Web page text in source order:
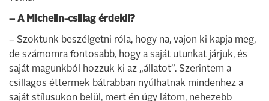
– A Michelin-csillag érdekli?
– Szoktunk beszélgetni róla, hogy na, vajon ki kapja meg,
de számomra fontosabb, hogy a saját utunkat járjuk, és
saját magunkból hozzuk ki az „állatot”. Szerintem a
csillagos éttermek bátrabban nyúlhatnak mindenhez a
saját stílusukon belül, mert én úgy látom, nehezebb